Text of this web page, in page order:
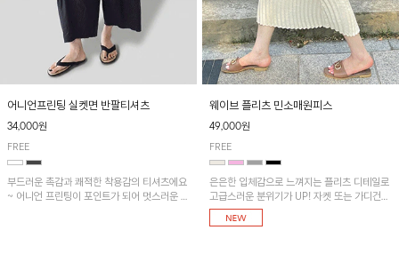
어니언프린팅 실켓면 반팔티셔츠
34,000원
FREE
부드러운 촉감과 쾌적한 착용감의 티셔츠에요
~ 어니언 프린팅이 포인트가 되어 멋스러운 아
웨이브 플리츠 민소매원피스
49,000원
FREE
은은한 입체감으로 느껴지는 플리츠 디테일로
고급스러운 분위기가 UP! 자켓 또는 가디건과
같이 매치해도 잘 어울린답니다!